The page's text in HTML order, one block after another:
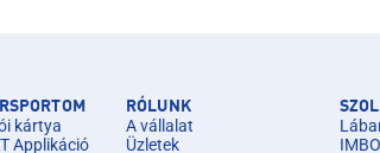
kártya
Applikáció
RÓLUNK
A vállalat
Üzletek